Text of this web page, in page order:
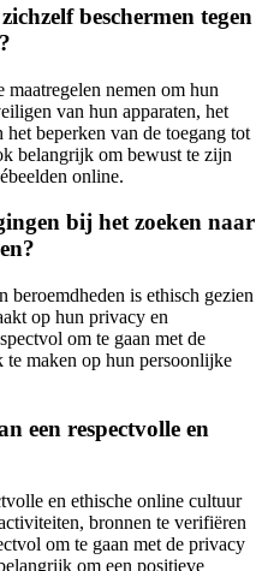
beschermen tegen
nemen om hun
van hun apparaten, het
beperken van de toegang tot
belangrijk om bewust te zijn
online.
bij het zoeken naar
beroemdheden is ethisch gezien
op hun privacy en
om te gaan met de
te maken op hun persoonlijke
een respectvolle en
en ethische online cultuur
bronnen te verifiëren
om te gaan met de privacy
om een positieve